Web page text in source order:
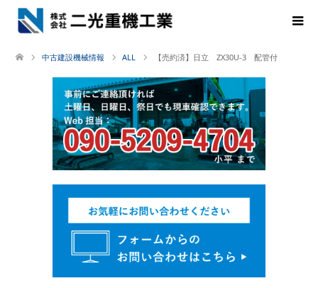
中古建設機械情報 ALL 【売約済】日立 ZX30U-3 配管付